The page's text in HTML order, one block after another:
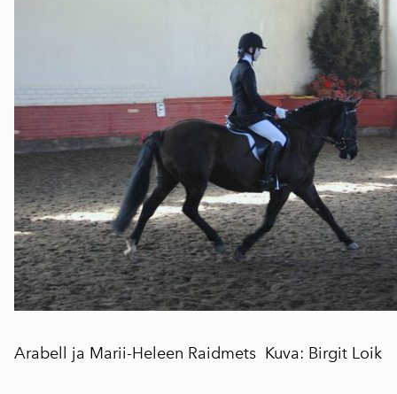
Arabell ja Marii-Heleen Raidmets Kuva: Birgit Loik